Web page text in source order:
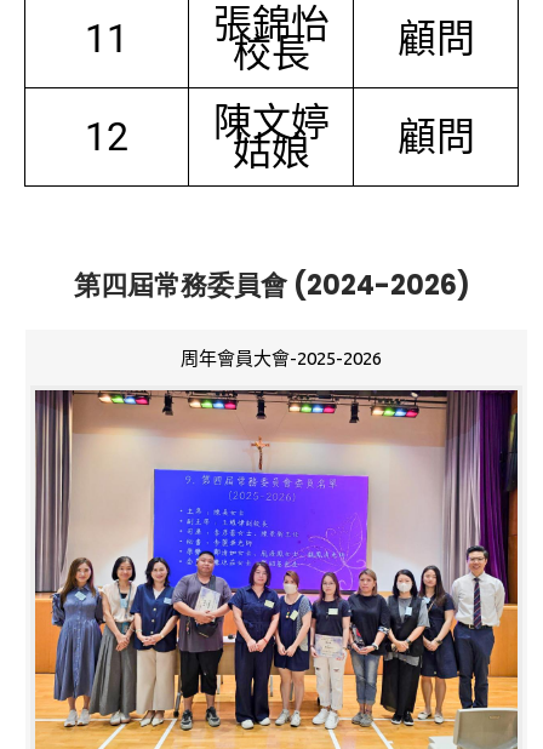
11 張錦怡
校長 顧問
12 陳文婷
姑娘 顧問
第四屆常務委員會 (2024-2026)
周年會員大會-2025-2026